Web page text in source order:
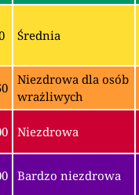
Średnia
Niezdrowa dla osób
wrażliwych
Niezdrowa
Bardzo niezdrowa